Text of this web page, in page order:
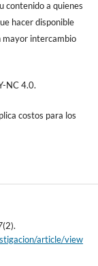
contenido a quienes
hacer disponible
mayor intercambio
NC 4.0.
costos para los
(2).
article/view